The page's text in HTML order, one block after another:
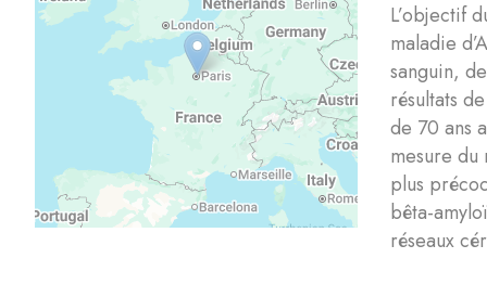
L’objectif
maladie
sanguin,
résultats
de 70 ans
mesure
plus
bêta-
réseaux